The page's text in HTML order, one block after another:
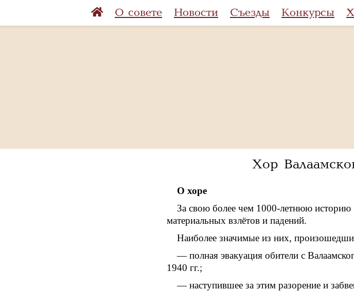
О совете Новости Съезды Конкурсы
Хор
О хоре
За свою более чем 1000-летнюю
материальных взлётов и падений.
Наиболее значимые из них,
— полная эвакуация обители с
1940 гг.;
— наступившее за этим разорение и